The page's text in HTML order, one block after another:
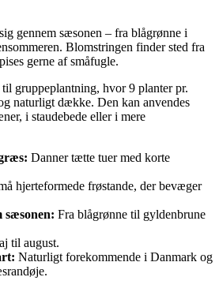
gennem sæsonen – fra blågrønne i
Blomstringen finder sted fra
gerne af småfugle.
gruppeplantning, hvor 9 planter pr.
naturligt dække. Den kan anvendes
i staudebede eller i mere
Danner tætte tuer med korte
hjerteformede frøstande, der bevæger
sæsonen: Fra blågrønne til gyldenbrune
til august.
Naturligt forekommende i Danmark og